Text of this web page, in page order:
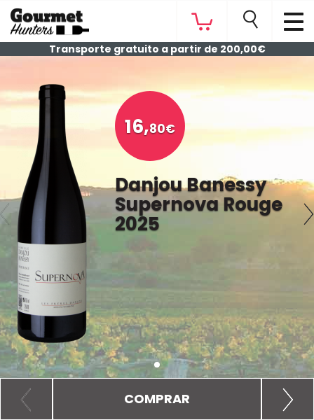
Transporte gratuito a partir de 200,00€
16,80€
Danjou Banessy
Supernova Rouge
2025
COMPRAR